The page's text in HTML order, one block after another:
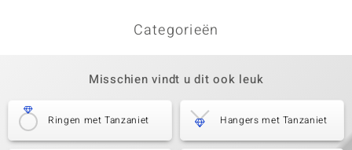
Categorieën
Misschien vindt u dit ook leuk
Ringen met Tanzaniet Hangers met Tanzaniet